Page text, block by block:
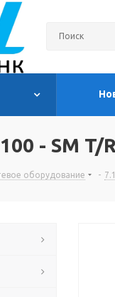
- SM T/
оборудование -